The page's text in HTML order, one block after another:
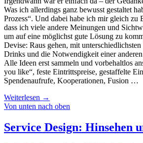
Was ich allerdings ganz bewusst gestaltet
Prozess“. Und dabei habe ich mir gleich zu
dass ich viele andere Meinungen und
um auf eine möglichst gute Lösung zu
Devise: Raus gehen, mit
Drinks und die Notwendigkeit einer
Alle Ideen erst sammeln und vorbehaltlos
you like“, feste Eintrittspreise, gestaffelte
Spendenaufrufe, Kooperationen, Fusion …
Weiterlesen →
Von unten nach oben
Service Design: Hinsehen